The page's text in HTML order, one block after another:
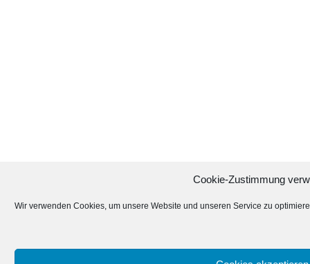
Cookie-Zustimmung
Wir verwenden Cookies, um unsere Website und unseren Service zu